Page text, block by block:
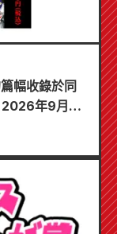
幅收錄於同
2026年9月刊